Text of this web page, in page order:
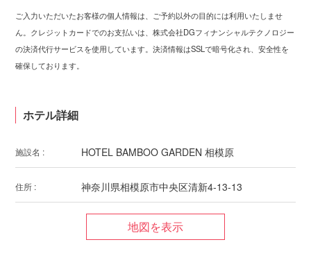
ご入力いただいたお客様の個人情報は、ご予約以外の目的には利用いたしませ
ん。クレジットカードでのお支払いは、株式会社DGフィナンシャルテクノロジー
の決済代行サービスを使用しています。決済情報はSSLで暗号化され、安全性を
確保しております。
ホテル詳細
施設名 : HOTEL BAMBOO GARDEN 相模原
住所 : 神奈川県相模原市中央区清新4-13-13